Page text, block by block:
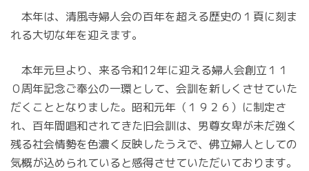
本年は、清風寺婦人会の百年を超える歴史の１頁に刻ま
れる大切な年を迎えます。
本年元旦より、来る令和12年に迎える婦人会創立１１
０周年記念ご奉公の一環として、会訓を新しくさせていた
だくこととなりました。昭和元年（１９２６）に制定さ
れ、百年間唱和されてきた旧会訓は、男尊女卑が未だ強く
残る社会情勢を色濃く反映したうえで、佛立婦人としての
気概が込められていると感得させていただいております。